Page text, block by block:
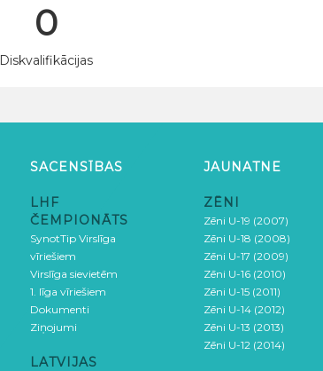
0
Diskvalifikācijas
SACENSĪBAS
LHF
ČEMPIONĀTS
SynotTip Virslīga
vīriešiem
Virslīga sievietēm
1. līga vīriešiem
Dokumenti
Ziņojumi
LATVIJAS
JAUNATNE
ZĒNI
Zēni U-19 (2007)
Zēni U-18 (2008)
Zēni U-17 (2009)
Zēni U-16 (2010)
Zēni U-15 (2011)
Zēni U-14 (2012)
Zēni U-13 (2013)
Zēni U-12 (2014)